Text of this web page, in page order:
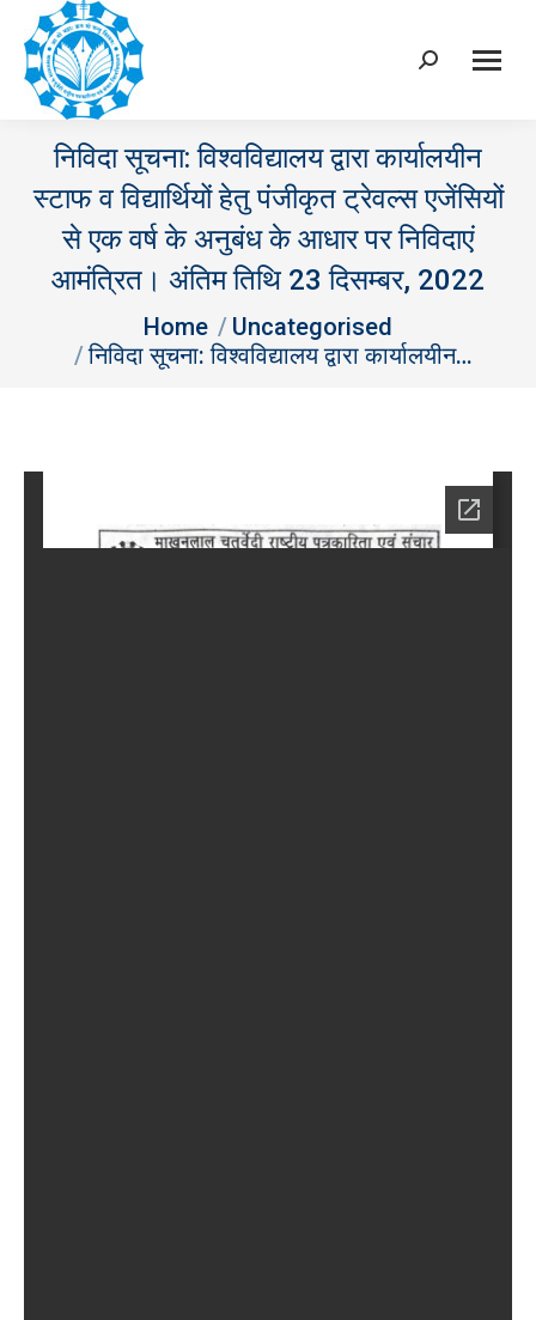
Search:
निविदा सूचना: विश्‍वविद्यालय द्वारा कार्यालयीन
स्‍टाफ व विद्यार्थियों हेतु पंजीकृत ट्रेवल्‍स एजेंसियों
से एक वर्ष के अनुबंध के आधार पर निविदाएं
आमंत्रित। अंतिम तिथि 23 दिसम्‍बर, 2022
Home
Uncategorised
निविदा सूचना: विश्‍वविद्यालय द्वारा कार्यालयीन…